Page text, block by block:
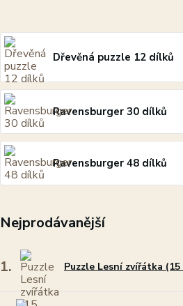
Dřevěná puzzle 12 dílků
Ravensburger 30 dílků
Ravensburger 48 dílků
Nejprodávanější
1. Puzzle Lesní zvířátka